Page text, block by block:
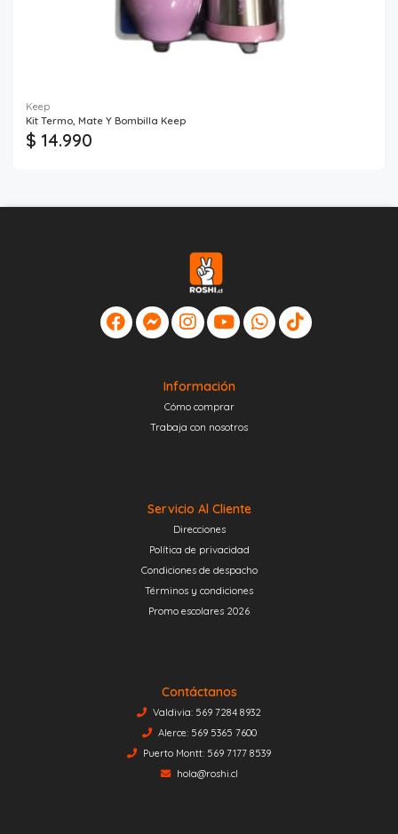
Keep
Kit Termo, Mate Y Bombilla Keep
$ 14.990
Información
Cómo comprar
Trabaja con nosotros
Servicio Al Cliente
Direcciones
Política de privacidad
Condiciones de despacho
Términos y condiciones
Promo escolares 2026
Contáctanos
Valdivia: 569 7284 8932
Alerce: 569 5365 7600
Puerto Montt: 569 7177 8539
hola@roshi.cl